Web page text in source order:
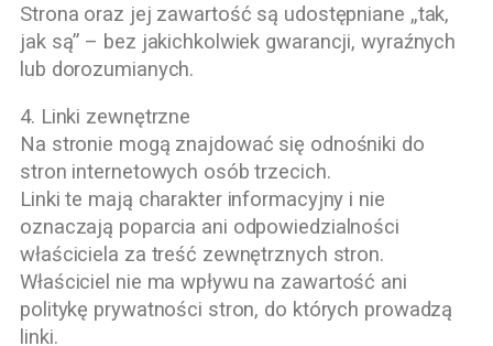
Strona oraz jej zawartość są udostępniane „tak,
jak są” – bez jakichkolwiek gwarancji, wyraźnych
lub dorozumianych.
4. Linki zewnętrzne
Na stronie mogą znajdować się odnośniki do
stron internetowych osób trzecich.
Linki te mają charakter informacyjny i nie
oznaczają poparcia ani odpowiedzialności
właściciela za treść zewnętrznych stron.
Właściciel nie ma wpływu na zawartość ani
politykę prywatności stron, do których prowadzą
linki.